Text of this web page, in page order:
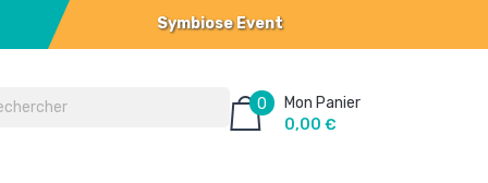
Symbiose Event
Mon Panier
0
0,00 €